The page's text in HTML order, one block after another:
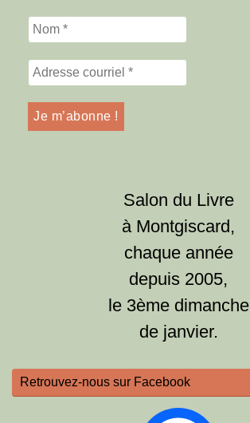
Salon du Livre
à Montgiscard,
chaque année
depuis 2005,
le 3ème dimanche
de janvier.
Retrouvez-nous sur Facebook